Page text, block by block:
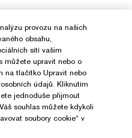
provozu na našich
obsahu,
sítí vašim
můžete upravit nebo o
na tlačítko Upravit nebo
údajů. Kliknutím
jednoduše přijmout
souhlas můžete kdykoli
soubory cookie“ v